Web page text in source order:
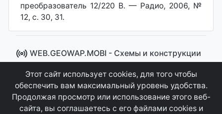
преобразователь 12/220 В. — Радио, 2006, №
12, с. 30, 31.
WEB.GEOWAP.MOBI - Cхемы и конструкции
© 2008 - 2021
Сайт управляется системой "MKateCMS" от Ray
Icemont.
Соглашение Конфиденциальность
Этот сайт использует cookies, для того чтобы
обеспечить вам максимальный уровень удобства.
Продолжая просмотр или использование этого веб-
сайта, вы соглашаетесь с его файлами cookies и